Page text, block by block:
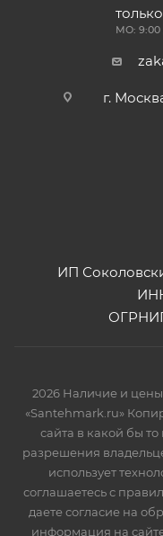
МО: 9:00
г.
ИП
2026 Наличие и
«Santehmark.ru»
сайта в какой бы
разрешения
использует
соглашаетесь с
даете согласие на
информация на